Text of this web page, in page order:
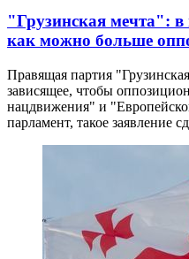
"Грузинская мечта":
как можно больше
Правящая партия
зависящее, чтобы
нацдвижения" и
парламент, такое заявление